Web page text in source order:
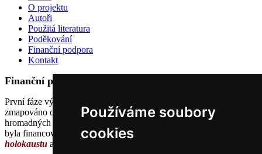
Používáme soubory
cookies
O projektu
Autoři
Použitá literatura
Poděkování
Finanční podpora
Kontakt
Finanční podpora projektu
První fáze výzkumu, jež probíhala v roce 2011 a během které bylo
zmapováno cca 200 míst bývalých nacistických táborů a
hromadných hrobů obětí nacismu na území dnešní České republiky,
byla financována z příspěvku uděleného
holokaustu a z vlastních zdrojů